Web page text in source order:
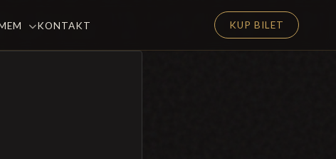
KONTAKT KUP BILET